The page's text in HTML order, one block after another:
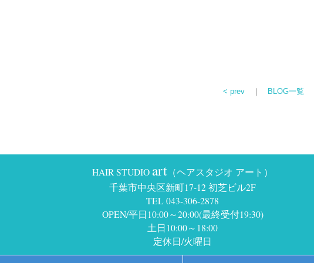
< prev ｜ BLOG一覧
HAIR STUDIO art （ヘアスタジオ アート）
千葉市中央区新町17-12 初芝ビル2F
TEL 043-306-2878
OPEN/平日10:00～20:00(最終受付19:30)
土日10:00～18:00
定休日/火曜日